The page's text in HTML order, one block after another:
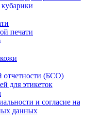
печати
отчетности (БСО)
для этикеток
и согласие на
данных